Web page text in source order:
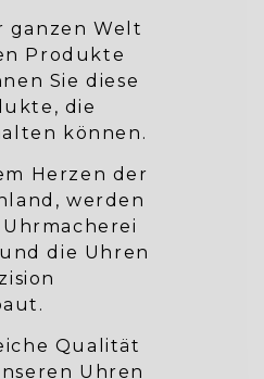
ganzen Welt
Produkte
Sie diese
die
können.
Herzen der
werden
die Uhren
Qualität
Uhren